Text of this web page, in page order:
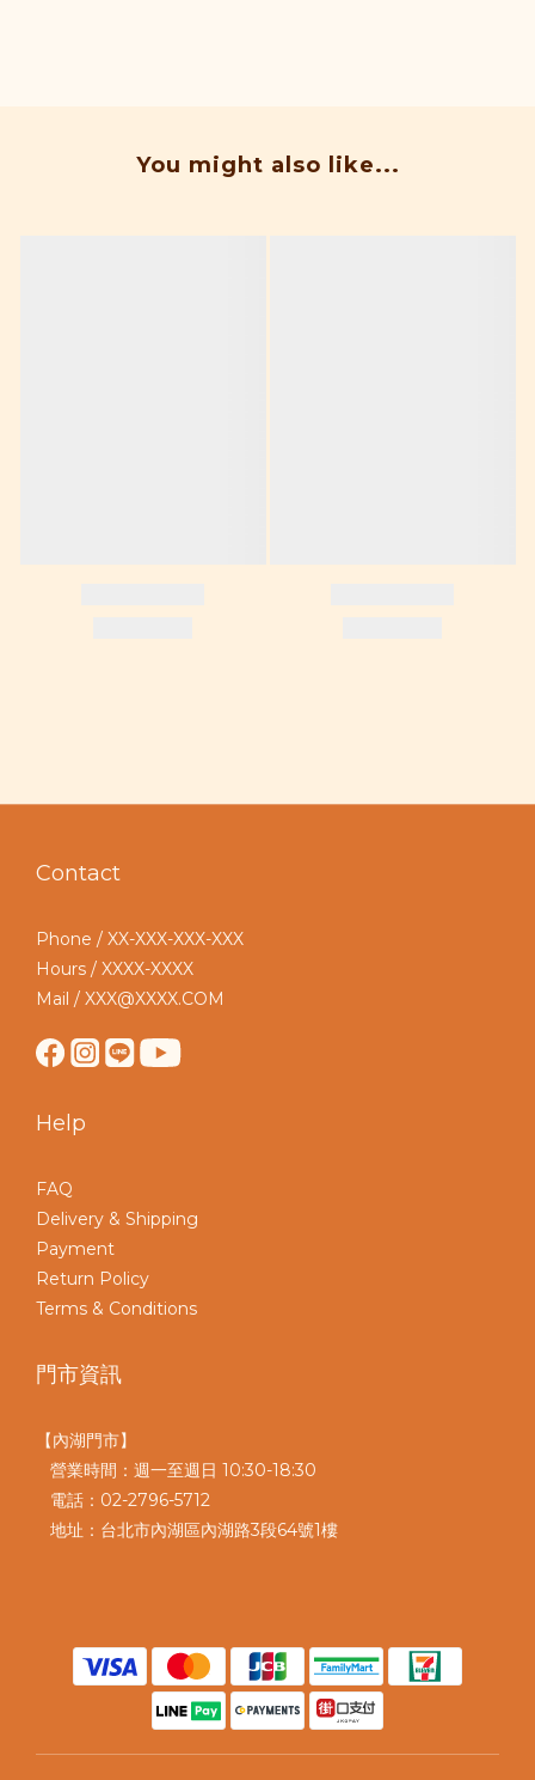
You might also like...
Contact
Phone / XX-XXX-XXX-XXX
Hours / XXXX-XXXX
Mail / XXX@XXXX.COM
Help
FAQ
Delivery & Shipping
Payment
Return Policy
Terms & Conditions
門市資訊
【內湖門市】
營業時間：週一至週日 10:30-18:30
電話：02-2796-5712
地址：台北市內湖區內湖路3段64號1樓